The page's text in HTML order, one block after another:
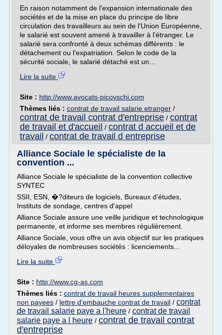
En raison notamment de l'expansion internationale des
sociétés et de la mise en place du principe de libre
circulation des travailleurs au sein de l'Union Européenne,
le salarié est souvent amené à travailler à l'étranger. Le
salarié sera confronté à deux schémas différents : le
détachement ou l'expatriation. Selon le code de la
sécurité sociale, le salarié détaché est un...
Lire la suite
Site : http://www.avocats-picovschi.com
Thèmes liés : contrat de travail salarie etranger /
contrat de travail contrat d'entreprise / contrat
de travail et d'accueil / contrat d accueil et de
travail / contrat de travail d entreprise
Alliance Sociale le spécialiste de la
convention ...
Alliance Sociale le spécialiste de la convention collective
SYNTEC
SSII, ESN, �?diteurs de logiciels, Bureaux d'études,
Instituts de sondage, centres d'appel
Alliance Sociale assure une veille juridique et technologique
permanente, et informe ses membres régulièrement.
Alliance Sociale, vous offre un avis objectif sur les pratiques
déloyales de nombreuses sociétés : licenciements...
Lire la suite
Site : http://www.cg-as.com
Thèmes liés : contrat de travail heures supplementaires
non payees / lettre d'embauche contrat de travail / contrat
de travail salarie paye a l'heure / contrat de travail
salarie paye a l heure / contrat de travail contrat
d'entreprise